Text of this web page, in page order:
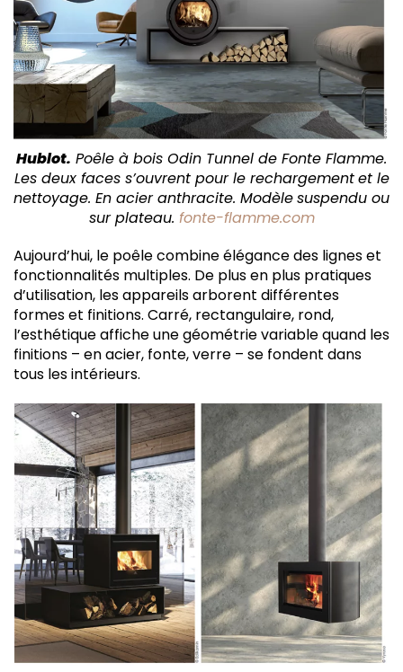
Hublot. Poêle à bois Odin Tunnel de Fonte Flamme.
Les deux faces s’ouvrent pour le rechargementet le
nettoyage. En acier anthracite. Modèlesuspendu ou
sur plateau. fonte-flamme.com
Aujourd’hui, le poêle combine élégance des lignes et
fonctionnalités multiples. De plus en plus pratiques
d’utilisation, les appareils arborent différentes
formes et finitions. Carré, rectangulaire, rond,
l’esthétique affiche une géométrie variable quand les
finitions – en acier, fonte, verre – se fondent dans
tous les intérieurs.